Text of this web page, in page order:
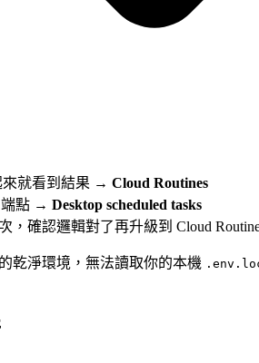
來就看到結果 → Cloud Routines
端點 → Desktop scheduled tasks
，確認邏輯對了再升級到 Cloud
乾淨環境，無法讀取你的本機